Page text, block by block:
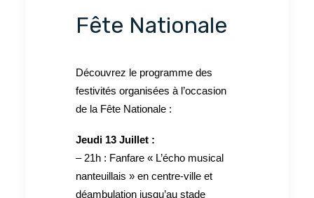
Fête Nationale
Découvrez le programme des
festivités organisées à l’occasion
de la Fête Nationale :
Jeudi 13 Juillet :
– 21h : Fanfare « L’écho musical
nanteuillais » en centre-ville et
déambulation jusqu’au stade